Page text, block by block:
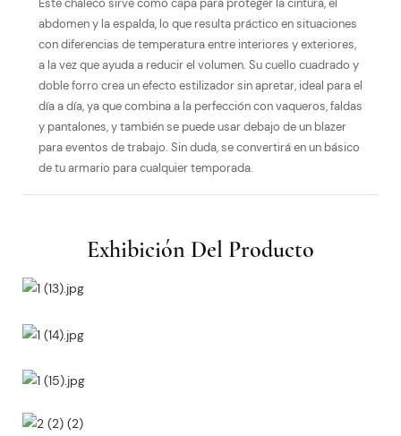
Este chaleco sirve como capa para proteger la cintura, el
abdomen y la espalda, lo que resulta práctico en situaciones
con diferencias de temperatura entre interiores y exteriores,
a la vez que ayuda a reducir el volumen. Su cuello cuadrado y
doble forro crea un efecto estilizador sin apretar, ideal para el
día a día, ya que combina a la perfección con vaqueros, faldas
y pantalones, y también se puede usar debajo de un blazer
para eventos de trabajo. Sin duda, se convertirá en un básico
de tu armario para cualquier temporada.
Exhibición Del Producto